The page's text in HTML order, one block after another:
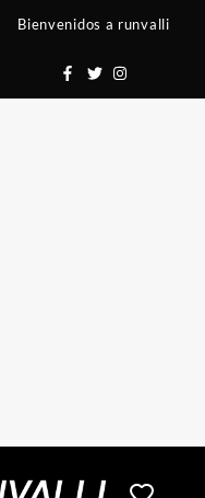
Bienvenidos a runvalli